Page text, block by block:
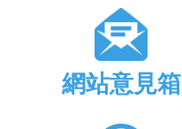
網站意見箱